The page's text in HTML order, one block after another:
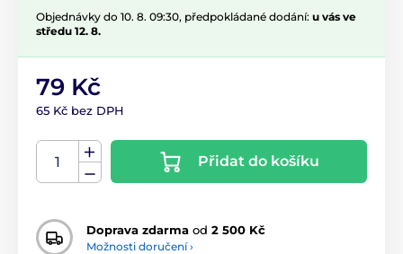
Objednávky do 10. 8. 09:30, předpokládané dodání: u vás ve
středu 12. 8.
79 Kč
65 Kč bez DPH
Přidat do košíku
Doprava zdarma od 2 500 Kč
Možnosti doručení ›